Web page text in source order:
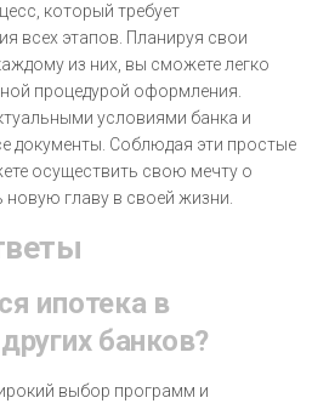
который требует
всех этапов. Планируя свои
из них, вы сможете легко
процедурой оформления.
условиями банка и
документы. Соблюдая эти простые
осуществить свою мечту о
новую главу в своей жизни.
ипотека в
банков?
выбор программ и